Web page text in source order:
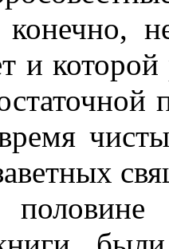
конечно,
и